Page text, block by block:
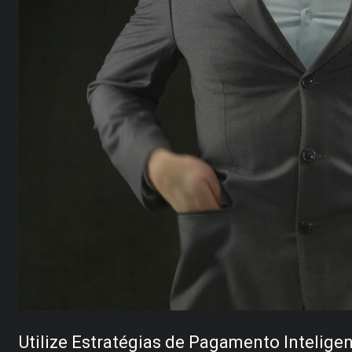
Utilize Estratégias de Pagamento